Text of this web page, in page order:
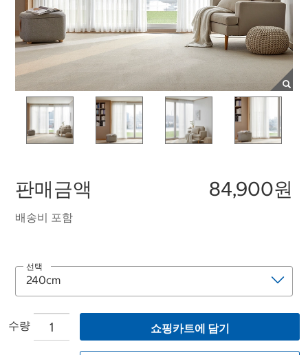
판매금액 84,900원
배송비 포함
선택
수량 쇼핑카트에 담기